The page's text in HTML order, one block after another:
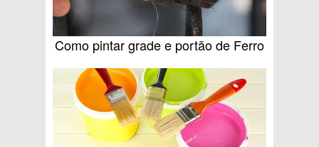
Como pintar grade e portão de Ferro